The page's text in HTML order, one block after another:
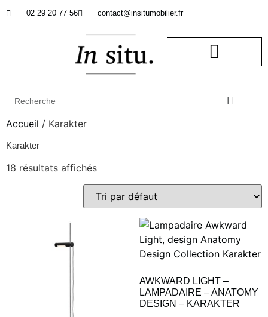
02 29 20 77 56 contact@insitumobilier.fr
Accueil / Karakter
Karakter
18 résultats affichés
AWKWARD LIGHT –
LAMPADAIRE – ANATOMY
DESIGN – KARAKTER